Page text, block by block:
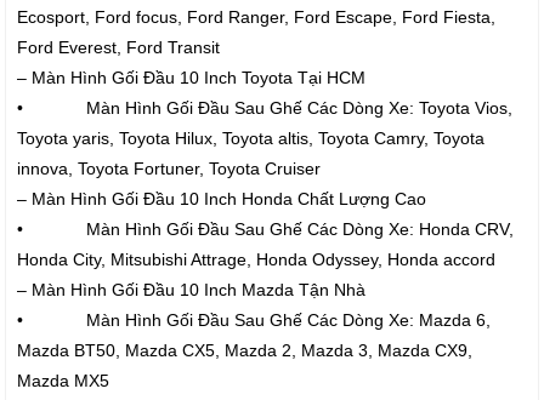
Ecosport, Ford focus, Ford Ranger, Ford Escape, Ford Fiesta,
Ford Everest, Ford Transit
– Màn Hình Gối Đầu 10 Inch Toyota Tại HCM
• Màn Hình Gối Đầu Sau Ghế Các Dòng Xe: Toyota Vios,
Toyota yaris, Toyota Hilux, Toyota altis, Toyota Camry, Toyota
innova, Toyota Fortuner, Toyota Cruiser
– Màn Hình Gối Đầu 10 Inch Honda Chất Lượng Cao
• Màn Hình Gối Đầu Sau Ghế Các Dòng Xe: Honda CRV,
Honda City, Mitsubishi Attrage, Honda Odyssey, Honda accord
– Màn Hình Gối Đầu 10 Inch Mazda Tận Nhà
• Màn Hình Gối Đầu Sau Ghế Các Dòng Xe: Mazda 6,
Mazda BT50, Mazda CX5, Mazda 2, Mazda 3, Mazda CX9,
Mazda MX5